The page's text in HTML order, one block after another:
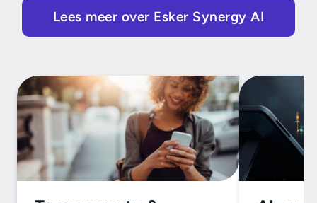
Lees meer over Esker Synergy AI